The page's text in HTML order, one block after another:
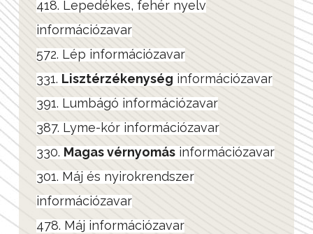
418. Lepedékes, fehér nyelv
információzavar
572. Lép információzavar
331. Lisztérzékenység információzavar
391. Lumbágó információzavar
387. Lyme-kór információzavar
330. Magas vérnyomás információzavar
301. Máj és nyirokrendszer
információzavar
478. Máj információzavar